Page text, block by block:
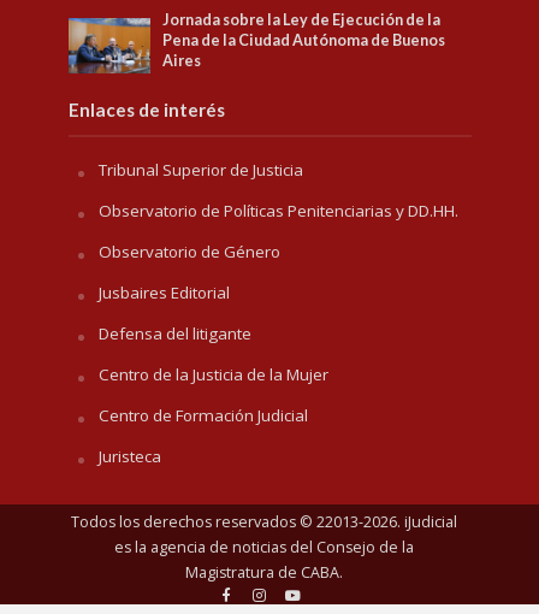
Jornada sobre la Ley de Ejecución de la
Pena de la Ciudad Autónoma de Buenos
Aires
Enlaces de interés
Tribunal Superior de Justicia
Observatorio de Políticas Penitenciarias y DD.HH.
Observatorio de Género
Jusbaires Editorial
Defensa del litigante
Centro de la Justicia de la Mujer
Centro de Formación Judicial
Juristeca
Todos los derechos reservados © 22013-2026. iJudicial
es la agencia de noticias del Consejo de la
Magistratura de CABA.